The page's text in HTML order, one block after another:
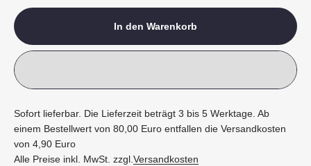
In den Warenkorb
Sofort lieferbar. Die Lieferzeit beträgt 3 bis 5 Werktage. Ab
einem Bestellwert von 80,00 Euro entfallen die Versandkosten
von 4,90 Euro
Alle Preise inkl. MwSt. zzgl.Versandkosten